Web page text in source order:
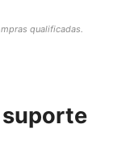
qualificadas.
suporte